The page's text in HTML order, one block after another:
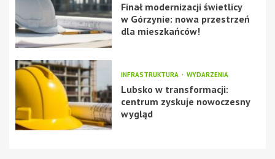
Finał modernizacji świetlicy
w Górzynie: nowa przestrzeń
dla mieszkańców!
INFRASTRUKTURA WYDARZENIA
Lubsko w transformacji:
centrum zyskuje nowoczesny
wygląd